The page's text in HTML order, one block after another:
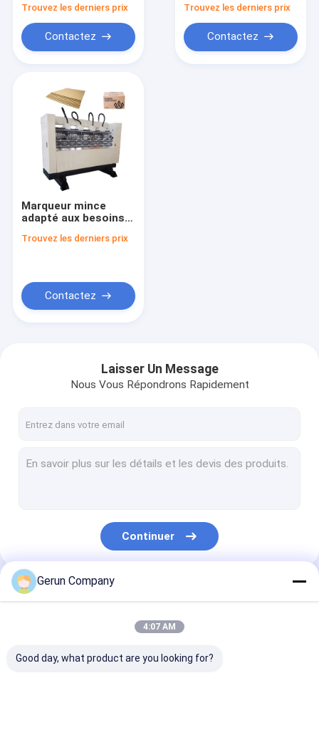
Au sujet de nous
Demandez une citation
Trouvez les derniers prix
Contactez
Trouvez les derniers prix
Contactez
Marqueur mince
adapté aux besoins
découpeuse de lame
de bord de lame
Trouvez les derniers prix
Contactez
Laisser Un Message
Nous Vous Répondrons Rapidement
Continuer
Nos Catégories
Gerun Company
4:07 AM
Good day, what product are you looking for?